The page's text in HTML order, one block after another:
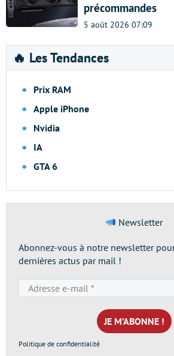
précommandes
5 août 2026 07:09
🔥 Les Tendances
Prix RAM
Apple iPhone
Nvidia
IA
GTA 6
Newsletter
Abonnez-vous à notre newsletter
dernières actus par mail !
e-
mail
*
Politique de confidentialité